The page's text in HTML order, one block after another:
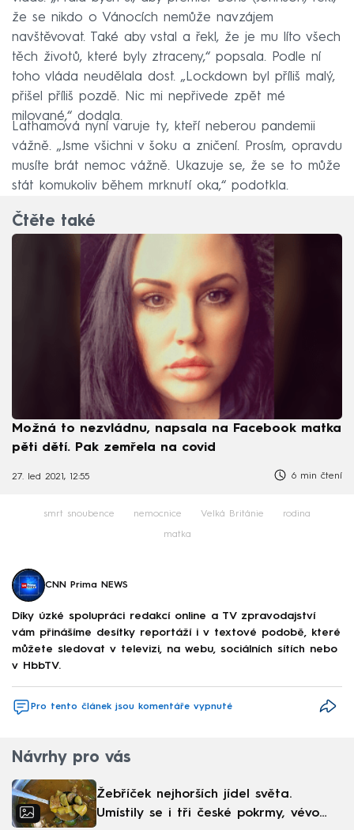
že se nikdo o Vánocích nemůže navzájem
navštěvovat. Také aby vstal a řekl, že je mu líto všech
těch životů, které byly ztraceny,“ popsala. Podle ní
toho vláda neudělala dost. „Lockdown byl příliš malý,
přišel příliš pozdě. Nic mi nepřivede zpět mé
milované,“ dodala.
Lathamová nyní varuje ty, kteří neberou pandemii
vážně. „Jsme všichni v šoku a zničení. Prosím, opravdu
musíte brát nemoc vážně. Ukazuje se, že se to může
stát komukoliv během mrknutí oka,“ podotkla.
Čtěte také
Možná to nezvládnu, napsala na Facebook matka
pěti dětí. Pak zemřela na covid
27. led 2021, 12:55 6 min čtení
smrt snoubence nemocnice Velká Británie rodina
matka
CNN Prima NEWS
Díky úzké spolupráci redakcí online a TV zpravodajství
vám přinášíme desítky reportáží i v textové podobě, které
můžete sledovat v televizi, na webu, sociálních sítích nebo
v HbbTV.
Pro tento článek jsou komentáře vypnuté
Návrhy pro vás
Žebříček nejhorších jídel světa.
Umístily se i tři české pokrmy, vévodí